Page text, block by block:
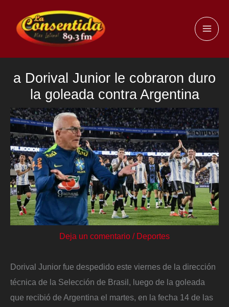
contenido
a Dorival Junior le cobraron duro
la goleada contra Argentina
Deja un comentario / Deportes
Dorival Junior fue despedido este viernes de la dirección
técnica de la Selección de Brasil, luego de la goleada
que recibió de Argentina el martes, en la fecha 14 de las